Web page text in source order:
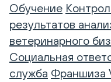
Обучение
результатов
ветеринарного
Социальная
служба Франшиза